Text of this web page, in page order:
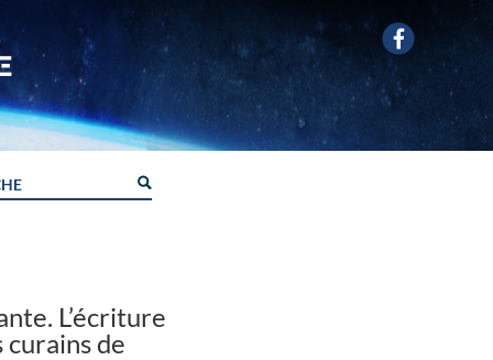
L’écriture
curains de